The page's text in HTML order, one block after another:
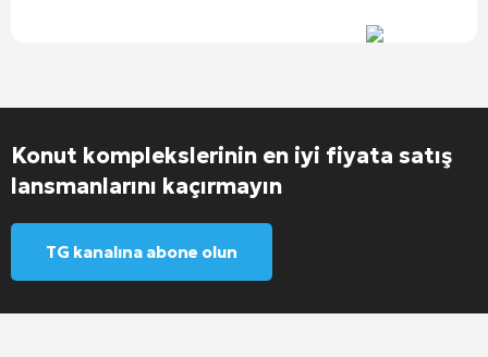
Konut komplekslerinin en iyi fiyata satış
lansmanlarını kaçırmayın
TG kanalına abone olun